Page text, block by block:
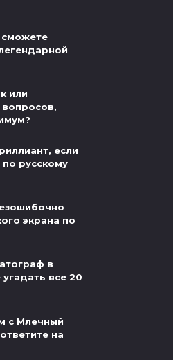
сможете
или
вопросов,
если
по русскому
экрана по
в
все 20
с Млечный
на